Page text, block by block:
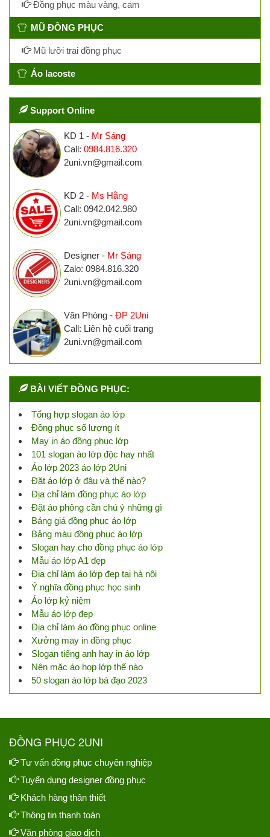
Đồng phục màu vàng, cam
MŨ ĐỒNG PHỤC
Mũ lưỡi trai đồng phục
Áo lacoste
Support Online
KD 1 - Mr Sáng
Call: 0984.816.320
2uni.vn@gmail.com
KD 2 - Ms Hằng
Call: 0942.042.980
2uni.vn@gmail.com
Designer - Mr Sáng
Zalo: 0984.816.320
2uni.vn@gmail.com
Văn Phòng - ĐP 2Uni
Call: Liên hệ cuối trang
2uni.vn@gmail.com
BÀI VIẾT ĐỒNG PHỤC:
Tổng hợp slogan áo lớp
Đồng phục số lượng ít
May in áo đồng phục lớp
101 slogan áo lớp độc hay nhất
Áo lớp 2023 áo lớp 2Uni
Đặt áo lớp ở đâu và thế nào?
Địa chỉ làm đồng phục áo lớp
Đặt áo phông cần chú ý những gì
Bảng giá đồng phục áo lớp
Bảng màu đồng phục áo lớp
Slogan hay cho đồng phục áo lớp
Mẫu áo lớp A1 đẹp
Địa chỉ làm áo lớp đẹp tại hà nội
Ý nghĩa đồng phục học sinh
Áo lớp kỷ niệm
Mẫu áo lớp đẹp
Địa chỉ làm áo đồng phục online
Xưởng may in đồng phục
Slogan tiếng anh hay in áo lớp
Nên mặc áo họp lớp thế nào
50 slogan áo lớp bá đạo 2023
ĐỒNG PHỤC 2UNI
Tư vấn đồng phục chuyên nghiệp
Tuyển dụng designer đồng phục
Khách hàng thân thiết
Thông tin thanh toán
Văn phòng giao dịch